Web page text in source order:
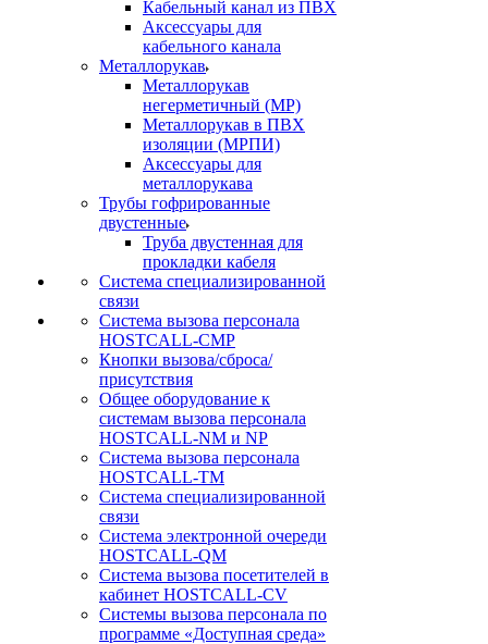
Кабельный канал из ПВХ
Аксессуары для
кабельного канала
Металлорукав
Металлорукав
негерметичный (МР)
Металлорукав в ПВХ
изоляции (МРПИ)
Аксессуары для
металлорукава
Трубы гофрированные
двустенные
Труба двустенная для
прокладки кабеля
Система специализированной
связи
Cистема вызова персонала
HOSTCALL-CMP
Кнопки вызова/сброса/
присутствия
Общее оборудование к
системам вызова персонала
HOSTCALL-NM и NP
Система вызова персонала
HOSTCALL-TM
Система специализированной
связи
Система электронной очереди
HOSTCALL-QM
Cистема вызова посетителей в
кабинет HOSTCALL-CV
Системы вызова персонала по
программе «Доступная среда»